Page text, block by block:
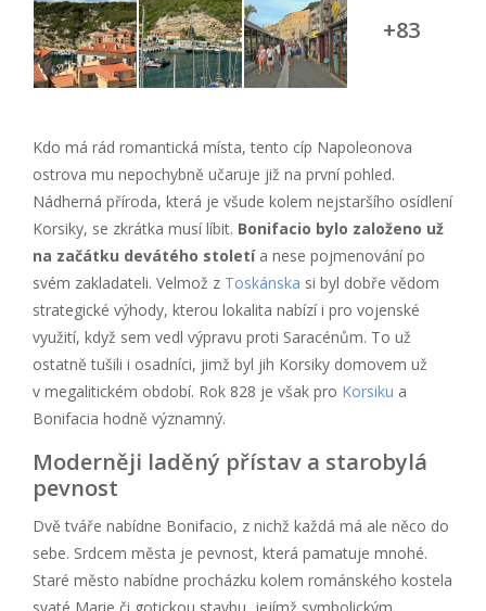
+83
Kdo má rád romantická místa, tento cíp Napoleonova
ostrova mu nepochybně učaruje již na první pohled.
Nádherná příroda, která je všude kolem nejstaršího osídlení
Korsiky, se zkrátka musí líbit. Bonifacio bylo založeno už
na začátku devátého stoletía nese pojmenování po
svém zakladateli. Velmož z Toskánska si byl dobře vědom
strategické výhody, kterou lokalita nabízí i pro vojenské
využití, když sem vedl výpravu proti Saracénům. To už
ostatně tušili i osadníci, jimž byl jih Korsiky domovem už
v megalitickém období. Rok 828 je však pro Korsiku a
Bonifacia hodně významný.
Moderněji laděný přístav a starobylá
pevnost
Dvě tváře nabídne Bonifacio, z nichž každá má ale něco do
sebe. Srdcem města je pevnost, která pamatuje mnohé.
Staré město nabídne procházku kolem románského kostela